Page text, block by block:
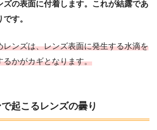
ズの表面に付着します。これが結露であ
す。
レンズは、レンズ表面に発生する水滴を
るかがカギとなります。
起こるレンズの曇り